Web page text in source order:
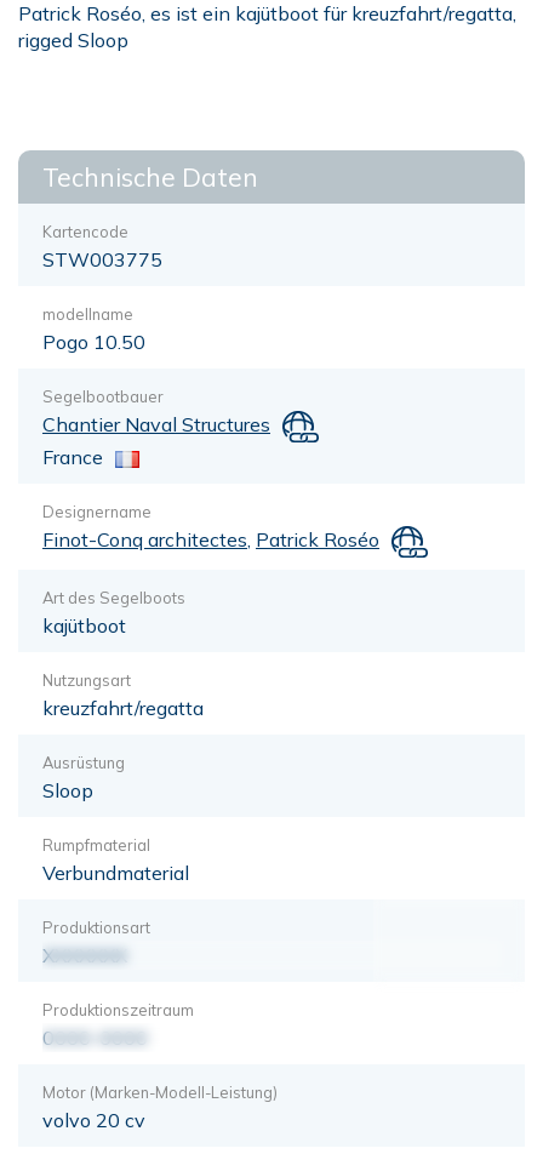
Patrick Roséo, es ist ein kajütboot für kreuzfahrt/regatta,
rigged Sloop
Technische Daten
Kartencode
STW003775
modellname
Pogo 10.50
Segelbootbauer
Chantier Naval Structures
France
Designername
Finot-Conq architectes Patrick Roséo
Art des Segelboots
kajütboot
Nutzungsart
kreuzfahrt/regatta
Ausrüstung
Sloop
Rumpfmaterial
Verbundmaterial
Produktionsart
XXXXXXX
Produktionszeitraum
0000-0000
Motor (Marken-Modell-Leistung)
volvo 20 cv